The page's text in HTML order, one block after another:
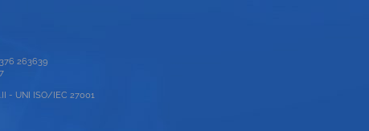
263639
- UNI ISO/IEC 27001